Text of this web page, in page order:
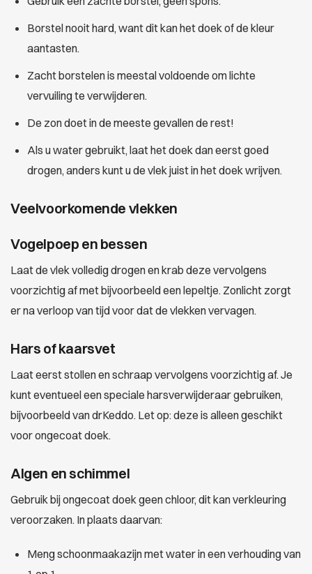
Borstel nooit hard, want dit kan het doek of de kleur
aantasten.
Zacht borstelen is meestal voldoende om lichte
vervuiling te verwijderen.
De zon doet in de meeste gevallen de rest!
Als u water gebruikt, laat het doek dan eerst goed
drogen, anders kunt u de vlek juist in het doek wrijven.
Veelvoorkomende vlekken
Vogelpoep en bessen
Laat de vlek volledig drogen en krab deze vervolgens
voorzichtig af met bijvoorbeeld een lepeltje. Zonlicht zorgt
er na verloop van tijd voor dat de vlekken vervagen.
Hars of kaarsvet
Laat eerst stollen en schraap vervolgens voorzichtig af. Je
kunt eventueel een speciale harsverwijderaar gebruiken,
bijvoorbeeld van drKeddo. Let op: deze is alleen geschikt
voor ongecoat doek.
Algen en schimmel
Gebruik bij ongecoat doek geen chloor, dit kan verkleuring
veroorzaken. In plaats daarvan:
Meng schoonmaakazijn met water in een verhouding van